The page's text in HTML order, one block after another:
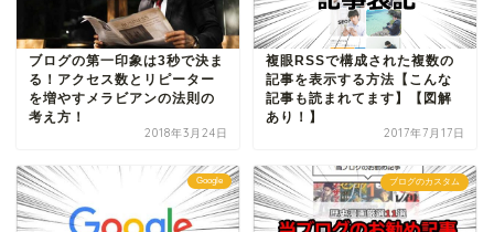
ブログの第一印象は3秒で決ま
る！アクセス数とリピーター
を増やすメラビアンの法則の
考え方！
2018年3月24日
複眼RSSで構成された複数の
記事を表示する方法【こんな
記事も読まれてます】【図解
あり！】
2017年7月17日
Google ブログのカスタム